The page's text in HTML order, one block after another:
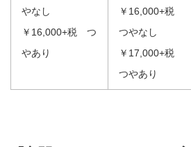
やなし
￥16,000+税 つ
やあり
￥16,000+税
つやなし
￥17,000+税
つやあり